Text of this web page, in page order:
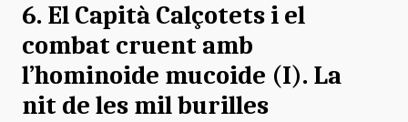
6. El Capità Calçotets i el
combat cruent amb
l’hominoide mucoide (I). La
nit de les mil burilles